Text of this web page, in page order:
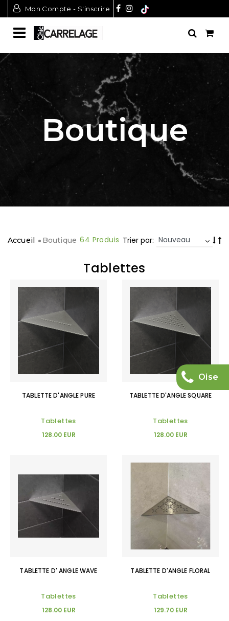
Mon Compte - S'inscrire
Oise
Boutique
Accueil Boutique 64 Produis Trier par:
Tablettes
TABLETTE D'ANGLE PURE
Tablettes
128.00 EUR
TABLETTE D'ANGLE SQUARE
Tablettes
128.00 EUR
TABLETTE D' ANGLE WAVE
Tablettes
128.00 EUR
TABLETTE D'ANGLE FLORAL
Tablettes
129.70 EUR